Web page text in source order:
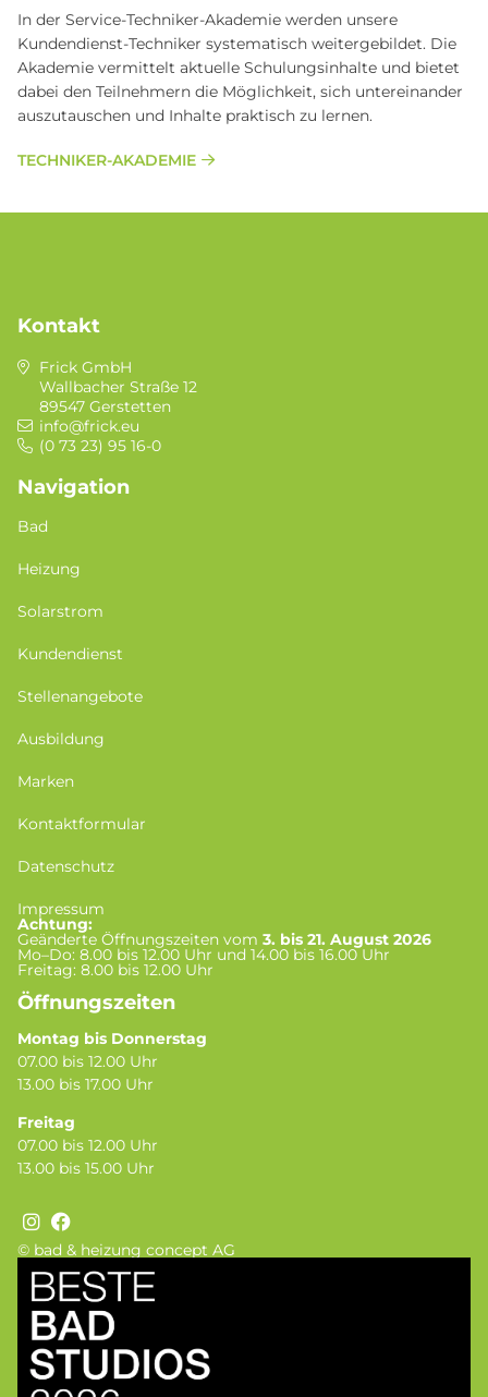
In der Service-Techniker-Akademie werden unsere
Kundendienst-Techniker systematisch weitergebildet. Die
Akademie vermittelt aktuelle Schulungsinhalte und bietet
dabei den Teilnehmern die Möglichkeit, sich untereinander
auszutauschen und Inhalte praktisch zu lernen.
TECHNIKER-AKADEMIE
© bad & heizung concept AG
Kontakt
Frick GmbH
Wallbacher Straße 12
89547 Gerstetten
info@frick.eu
(0 73 23) 95 16-0
Navigation
Bad
Heizung
Solarstrom
Kundendienst
Stellenangebote
Ausbildung
Marken
Kontaktformular
Datenschutz
Impressum
Achtung:
Geänderte Öffnungszeiten vom 3. bis 21. August 2026
Mo–Do: 8.00 bis 12.00 Uhr und 14.00 bis 16.00 Uhr
Freitag: 8.00 bis 12.00 Uhr
Öffnungszeiten
Montag bis Donnerstag
07.00 bis 12.00 Uhr
13.00 bis 17.00 Uhr
Freitag
07.00 bis 12.00 Uhr
13.00 bis 15.00 Uhr